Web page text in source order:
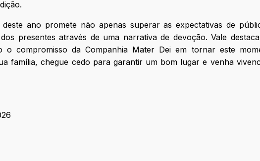
deste ano promete não apenas superar as expectativas de
presentes através de uma narrativa de devoção. Vale
o compromisso da Companhia Mater Dei em tornar este
família, chegue cedo para garantir um bom lugar e venha